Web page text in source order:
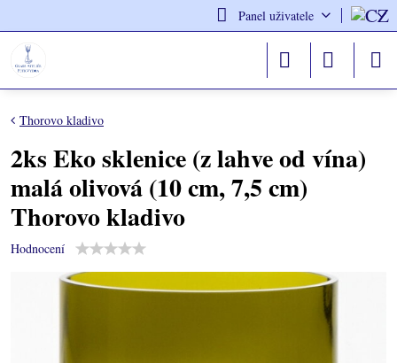
Panel uživatele
Thorovo kladivo
2ks Eko sklenice (z lahve od vína)
malá olivová (10 cm, 7,5 cm)
Thorovo kladivo
Hodnocení